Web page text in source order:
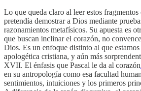
Lo que queda claro al leer estos fragmentos
pretendía demostrar a Dios mediante
razonamientos metafísicos. Su apuesta es
que buscan inclinar el corazón, no
Dios. Es un enfoque distinto al que
apologética cristiana, y aún más
XVII. El énfasis que Pascal le da al corazón
en su antropología como esa facultad
sentimientos, intuiciones y los primeros